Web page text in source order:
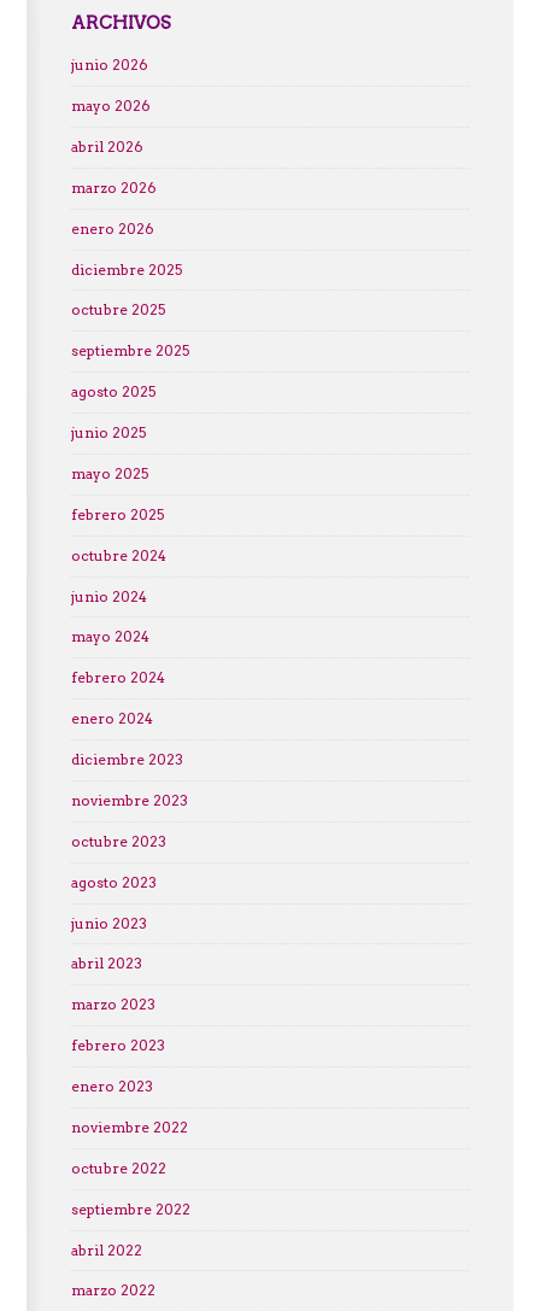
ARCHIVOS
junio 2026
mayo 2026
abril 2026
marzo 2026
enero 2026
diciembre 2025
octubre 2025
septiembre 2025
agosto 2025
junio 2025
mayo 2025
febrero 2025
octubre 2024
junio 2024
mayo 2024
febrero 2024
enero 2024
diciembre 2023
noviembre 2023
octubre 2023
agosto 2023
junio 2023
abril 2023
marzo 2023
febrero 2023
enero 2023
noviembre 2022
octubre 2022
septiembre 2022
abril 2022
marzo 2022